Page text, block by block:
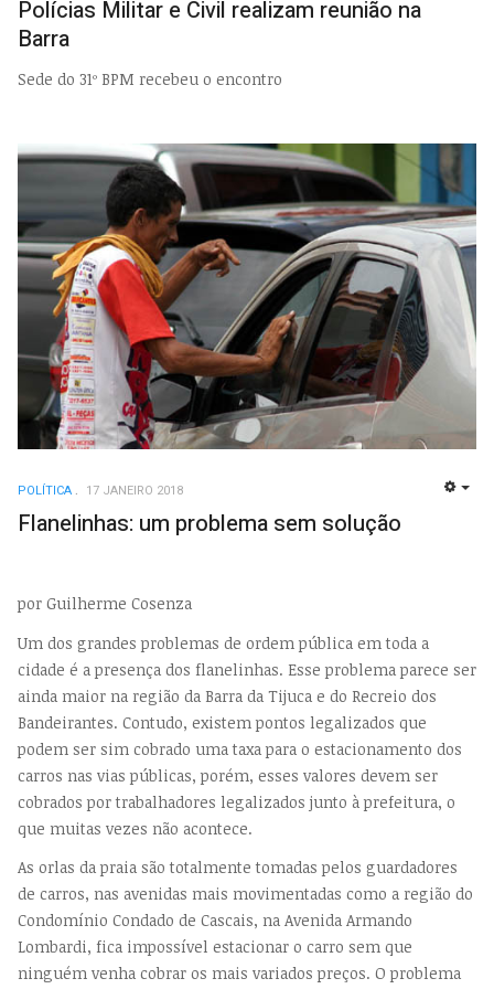
Polícias Militar e Civil realizam reunião na
Barra
Sede do 31º BPM recebeu o encontro
POLÍTICA 17 JANEIRO 2018
Flanelinhas: um problema sem solução
por Guilherme Cosenza
Um dos grandes problemas de ordem pública em toda a
cidade é a presença dos flanelinhas. Esse problema parece ser
ainda maior na região da Barra da Tijuca e do Recreio dos
Bandeirantes. Contudo, existem pontos legalizados que
podem ser sim cobrado uma taxa para o estacionamento dos
carros nas vias públicas, porém, esses valores devem ser
cobrados por trabalhadores legalizados junto à prefeitura, o
que muitas vezes não acontece.
As orlas da praia são totalmente tomadas pelos guardadores
de carros, nas avenidas mais movimentadas como a região do
Condomínio Condado de Cascais, na Avenida Armando
Lombardi, fica impossível estacionar o carro sem que
ninguém venha cobrar os mais variados preços. O problema